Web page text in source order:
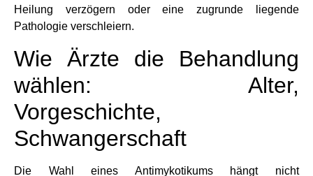
Heilung verzögern oder eine zugrunde liegende
Pathologie verschleiern.
Wie Ärzte die Behandlung
wählen: Alter,
Vorgeschichte,
Schwangerschaft
Die Wahl eines Antimykotikums hängt nicht